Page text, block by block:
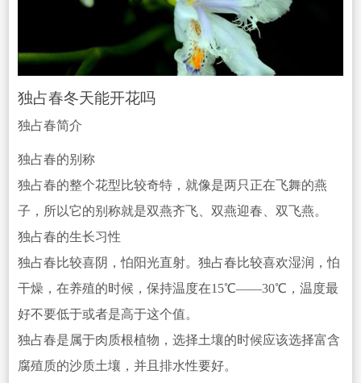
独占春冬天能开花吗
独占春简介
独占春的别称
独占春的整个花型比较奇特，就像是两只正在飞舞的燕
子，所以它的别称就是双燕齐飞、双燕迎春、双飞燕。
独占春的生长习性
独占春比较喜阴，怕阳光直射。独占春比较喜欢湿润，怕
干燥，在养殖的时候，保持温度在15℃——30℃，温度最
好不要低于或者是高于这个值。
独占春是属于肉质根植物，选择土壤的时候应该选择富含
腐殖质的沙质土壤，并且排水性要好。